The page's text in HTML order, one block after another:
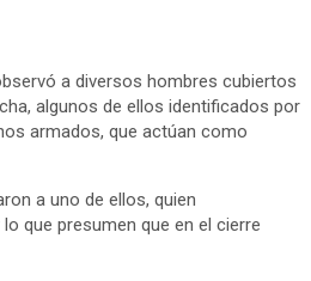
a diversos hombres cubiertos
algunos de ellos identificados por
armados, que actúan como
a uno de ellos, quien
que presumen que en el cierre